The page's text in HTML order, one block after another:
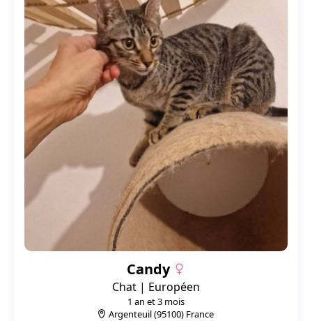
Candy
Chat | Européen
1 an et 3 mois
Argenteuil (95100) France